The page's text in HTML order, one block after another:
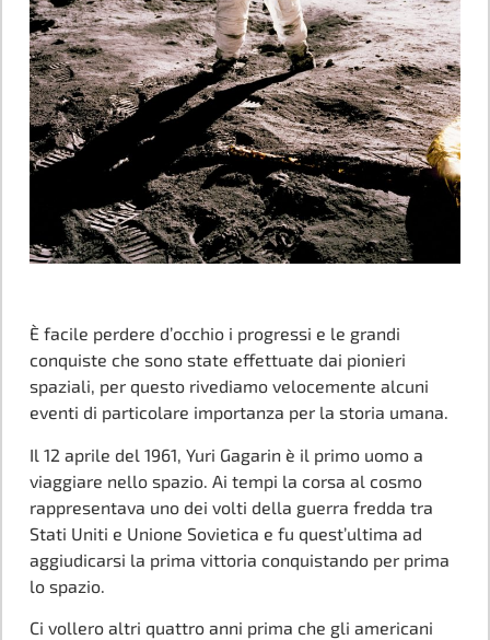
È facile perdere d’occhio i progressi e le grandi
conquiste che sono state effettuate dai pionieri
spaziali, per questo rivediamo velocemente alcuni
eventi di particolare importanza per la storia umana.
Il 12 aprile del 1961, Yuri Gagarin è il primo uomo a
viaggiare nello spazio. Ai tempi la corsa al cosmo
rappresentava uno dei volti della guerra fredda tra
Stati Uniti e Unione Sovietica e fu quest’ultima ad
aggiudicarsi la prima vittoria conquistando per prima
lo spazio.
Ci vollero altri quattro anni prima che gli americani